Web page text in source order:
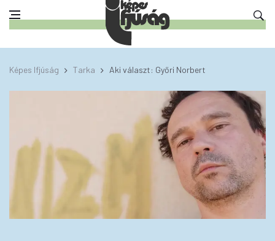
Képes Ifjúság Tarka Aki választ: Győri Norbert